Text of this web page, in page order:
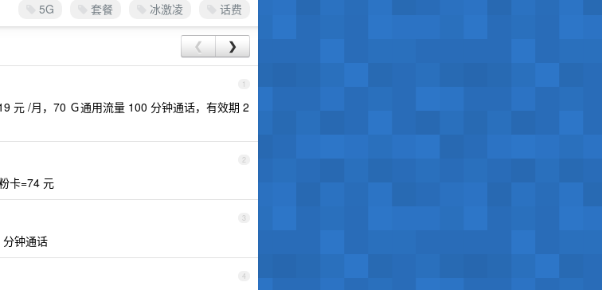
5G 套餐 冰激凌 话费
❮ ❯
1
元 /月，70 Ｇ通用流量 100 分钟通话，有效期 2
2
卡=74 元
3
钟通话
4